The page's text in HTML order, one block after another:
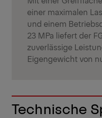
einer maximalen
und einem
23 MPa liefert der
zuverlässige
Eigengewicht von
Technische